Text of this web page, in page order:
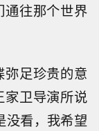
通往那个世界
足珍贵的意
家卫导演所说
没看，我希望